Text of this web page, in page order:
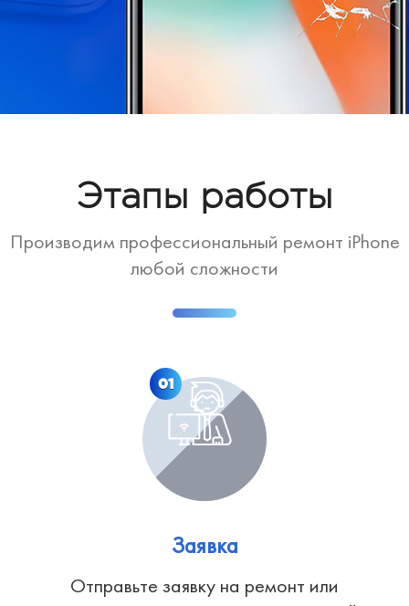
Этапы работы
Производим профессиональный ремонт iPhone
любой сложности
01
Заявка
Отправьте заявку на ремонт или